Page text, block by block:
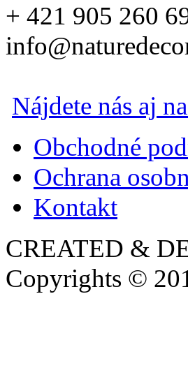
+ 421 905 260
Nájdete nás aj
Obchodné
Ochrana
Kontakt
CREATED &
Copyrights ©